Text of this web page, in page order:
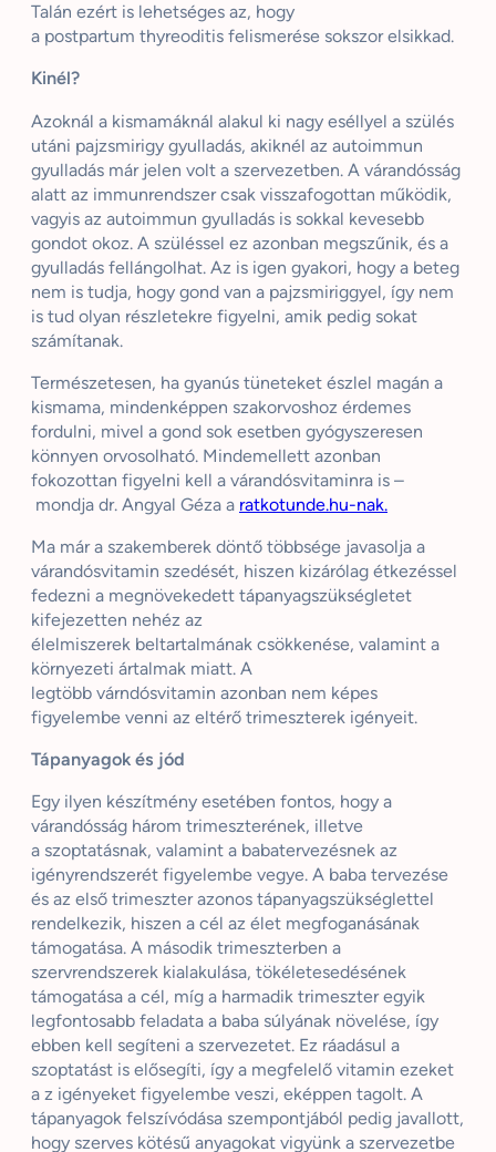
Talán ezért is lehetséges az, hogy
a postpartum thyreoditis felismerése sokszor elsikkad.
Kinél?
Azoknál a kismamáknál alakul ki nagy eséllyel a szülés
utáni pajzsmirigy gyulladás, akiknél az autoimmun
gyulladás már jelen volt a szervezetben. A várandósság
alatt az immunrendszer csak visszafogottan működik,
vagyis az autoimmun gyulladás is sokkal kevesebb
gondot okoz. A szüléssel ez azonban megszűnik, és a
gyulladás fellángolhat. Az is igen gyakori, hogy a beteg
nem is tudja, hogy gond van a pajzsmiriggyel, így nem
is tud olyan részletekre figyelni, amik pedig sokat
számítanak.
Természetesen, ha gyanús tüneteket észlel magán a
kismama, mindenképpen szakorvoshoz érdemes
fordulni, mivel a gond sok esetben gyógyszeresen
könnyen orvosolható. Mindemellett azonban
fokozottan figyelni kell a várandósvitaminra is –
mondja dr. Angyal Géza a ratkotunde.hu-nak.
Ma már a szakemberek döntő többsége javasolja a
várandósvitamin szedését, hiszen kizárólag étkezéssel
fedezni a megnövekedett tápanyagszükségletet
kifejezetten nehéz az
élelmiszerek beltartalmának csökkenése, valamint a
környezeti ártalmak miatt. A
legtöbb várndósvitamin azonban nem képes
figyelembe venni az eltérő trimeszterek igényeit.
Tápanyagok és jód
Egy ilyen készítmény esetében fontos, hogy a
várandósság három trimeszterének, illetve
a szoptatásnak, valamint a babatervezésnek az
igényrendszerét figyelembe vegye. A baba tervezése
és az első trimeszter azonos tápanyagszükséglettel
rendelkezik, hiszen a cél az élet megfoganásának
támogatása. A második trimeszterben a
szervrendszerek kialakulása, tökéletesedésének
támogatása a cél, míg a harmadik trimeszter egyik
legfontosabb feladata a baba súlyának növelése, így
ebben kell segíteni a szervezetet. Ez ráadásul a
szoptatást is elősegíti, így a megfelelő vitamin ezeket
a z igényeket figyelembe veszi, eképpen tagolt. A
tápanyagok felszívódása szempontjából pedig javallott,
hogy szerves kötésű anyagokat vigyünk a szervezetbe